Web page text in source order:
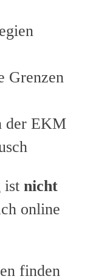
Grenzen
der EKM
ist nicht
online
finden